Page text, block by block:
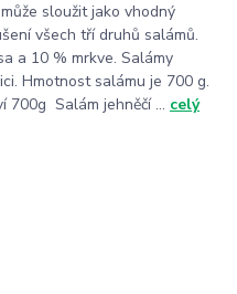
sloužit jako vhodný
všech tří druhů salámů.
a 10 % mrkve. Salámy
Hmotnost salámu je 700 g.
700g Salám jehněčí ... celý